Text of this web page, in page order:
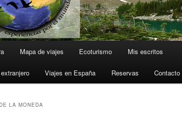
Mapa de viajes Ecoturismo Mis escritos
Viajes en España Reservas Contacto
LA MONEDA